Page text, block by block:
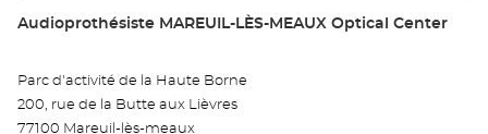
Tienda:
Audioprothésiste MAREUIL-LÈS-MEAUX Optical Center
Parc d'activité de la Haute Borne
200, rue de la Butte aux Lièvres
77100 Mareuil-lès-meaux